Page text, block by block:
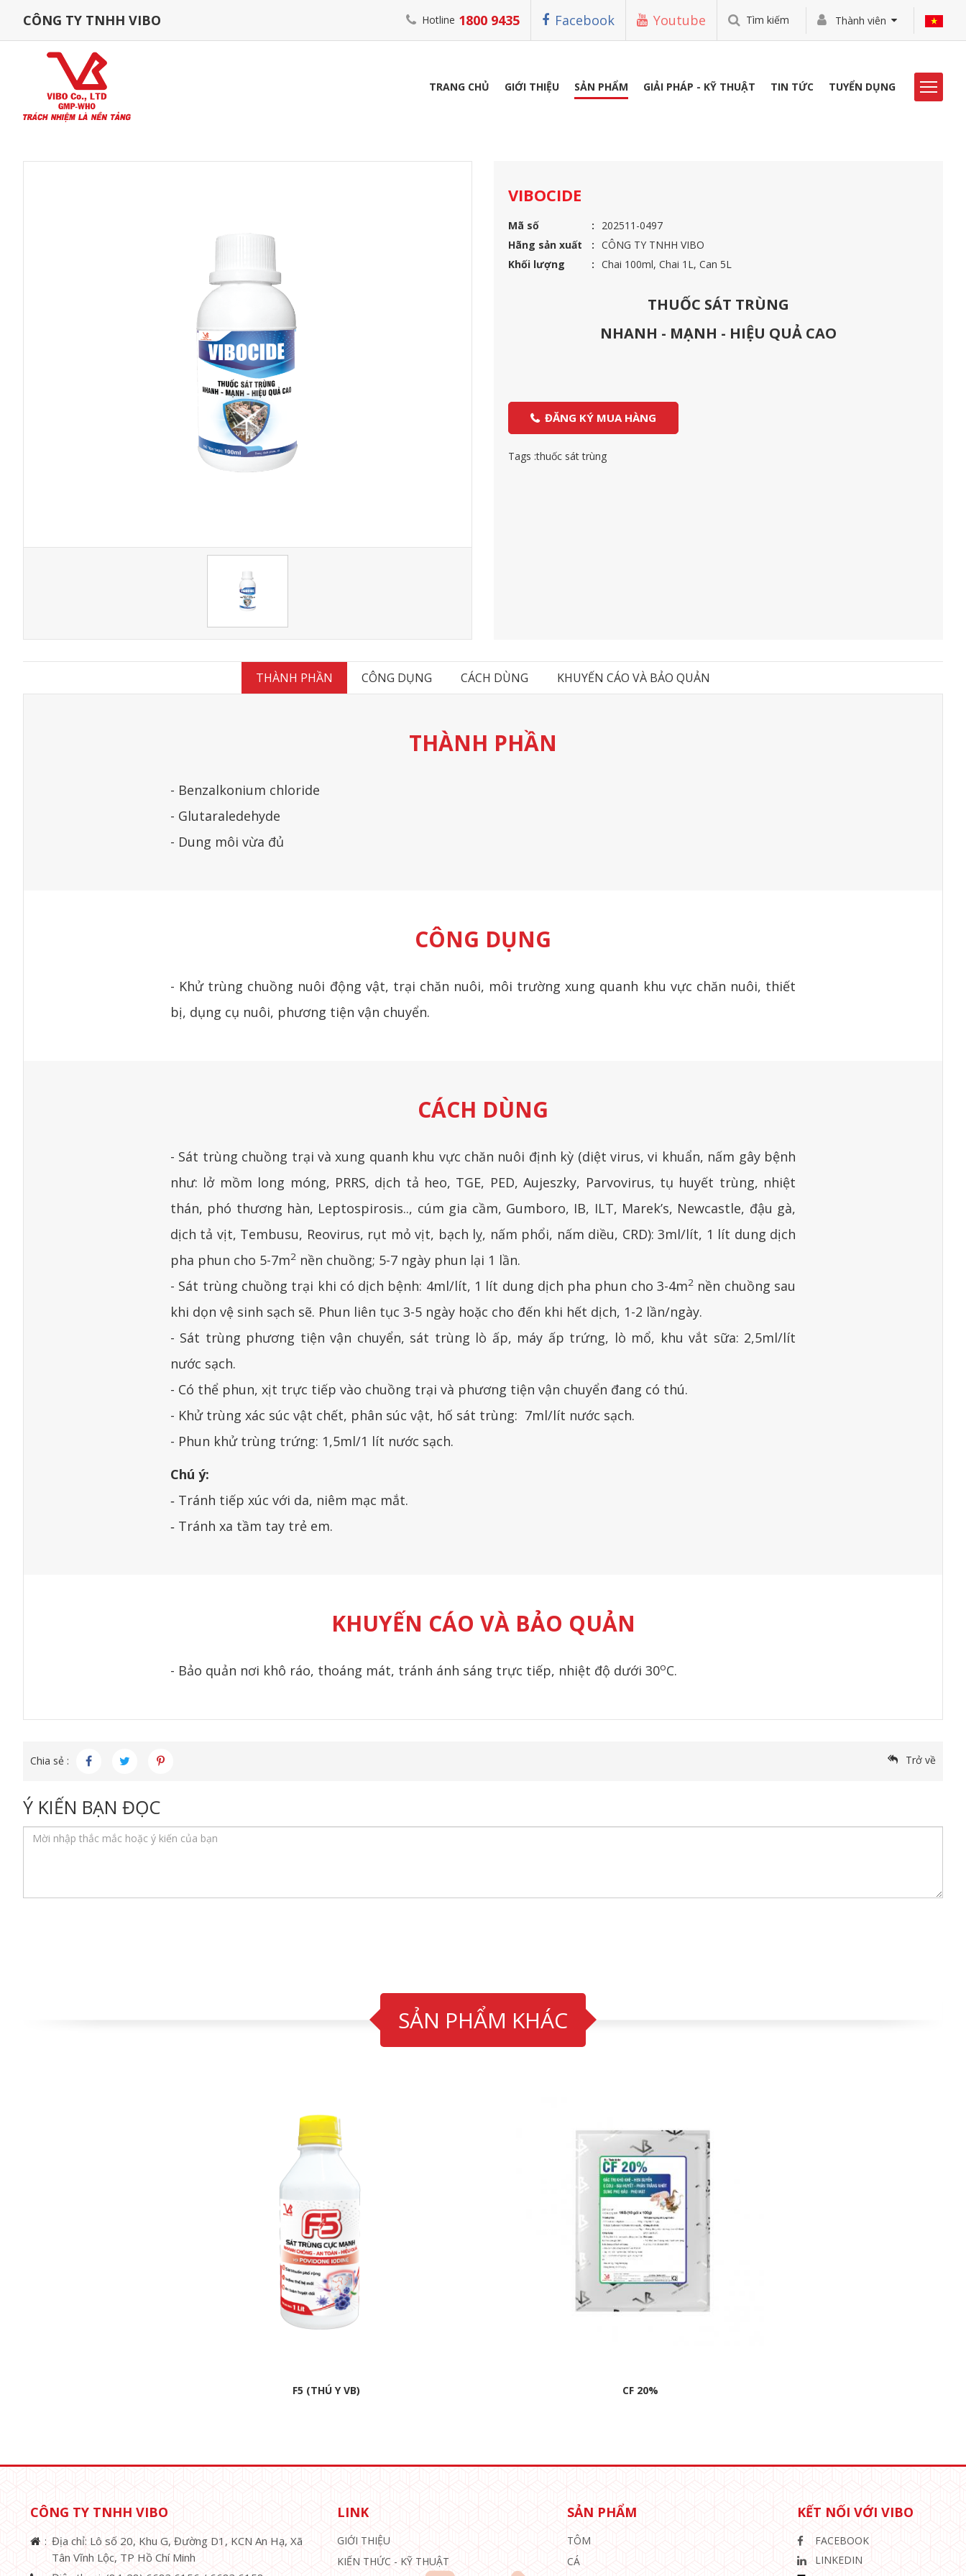
CÔNG TY TNHH VIBO Hotline 1800 9435 Facebook Youtube Tìm kiếm Thành viên
TRANG CHỦ GIỚI THIỆU SẢN PHẨM GIẢI PHÁP - KỸ THUẬT TIN TỨC TUYỂN DỤNG
Trang Chủ Sản Phẩm
VIBOCIDE
Mã số
202511-0497
Hãng sản xuất
CÔNG TY TNHH VIBO
Khối lượng
Chai 100ml, Chai 1L, Can 5L
THUỐC SÁT TRÙNG
NHANH - MẠNH - HIỆU QUẢ CAO
ĐĂNG KÝ MUA HÀNG
Tags :thuốc sát trùng
THÀNH PHẦN CÔNG DỤNG CÁCH DÙNG KHUYẾN CÁO VÀ BẢO QUẢN
THÀNH PHẦN
- Benzalkonium chloride
- Glutaraledehyde
- Dung môi vừa đủ
CÔNG DỤNG
- Khử trùng chuồng nuôi động vật, trại chăn nuôi, môi trường xung quanh khu vực chăn nuôi, thiết
bị, dụng cụ nuôi, phương tiện vận chuyển.
CÁCH DÙNG
- Sát trùng chuồng trại và xung quanh khu vực chăn nuôi định kỳ (diệt virus, vi khuẩn, nấm gây bệnh
như: lở mồm long móng, PRRS, dịch tả heo, TGE, PED, Aujeszky, Parvovirus, tụ huyết trùng, nhiệt
thán, phó thương hàn, Leptospirosis.., cúm gia cầm, Gumboro, IB, ILT, Marek’s, Newcastle, đậu gà,
dịch tả vịt, Tembusu, Reovirus, rụt mỏ vịt, bạch lỵ, nấm phổi, nấm diều, CRD): 3ml/lít, 1 lít dung dịch
pha phun cho 5-7m2 nền chuồng; 5-7 ngày phun lại 1 lần.
- Sát trùng chuồng trại khi có dịch bệnh: 4ml/lít, 1 lít dung dịch pha phun cho 3-4m2 nền chuồng sau
khi dọn vệ sinh sạch sẽ. Phun liên tục 3-5 ngày hoặc cho đến khi hết dịch, 1-2 lần/ngày.
- Sát trùng phương tiện vận chuyển, sát trùng lò ấp, máy ấp trứng, lò mổ, khu vắt sữa: 2,5ml/lít
nước sạch.
- Có thể phun, xịt trực tiếp vào chuồng trại và phương tiện vận chuyển đang có thú.
- Khử trùng xác súc vật chết, phân súc vật, hố sát trùng: 7ml/lít nước sạch.
- Phun khử trùng trứng: 1,5ml/1 lít nước sạch.
Chú ý:
‐ Tránh tiếp xúc với da, niêm mạc mắt.
‐ Tránh xa tầm tay trẻ em.
KHUYẾN CÁO VÀ BẢO QUẢN
- Bảo quản nơi khô ráo, thoáng mát, tránh ánh sáng trực tiếp, nhiệt độ dưới 30oC.
Chia sẻ : Trở về
Ý KIẾN BẠN ĐỌC
SẢN PHẨM KHÁC
F5 (THÚ Y VB) CF 20%
CÔNG TY TNHH VIBO
Địa chỉ: Lô số 20, Khu G, Đường D1, KCN An Hạ, Xã
Tân Vĩnh Lộc, TP Hồ Chí Minh
LINK
GIỚI THIỆU
KIẾN THỨC - KỸ THUẬT
SẢN PHẨM
TÔM
CÁ
KẾT NỐI VỚI VIBO
FACEBOOK
LINKEDIN